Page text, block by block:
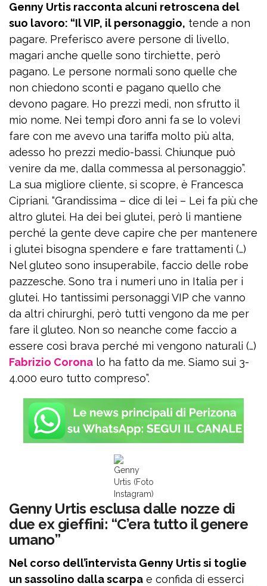
Genny Urtis racconta alcuni retroscena del
suo lavoro: “Il VIP, il personaggio, tende a non
pagare. Preferisco avere persone di livello,
magari anche quelle sono tirchiette, però
pagano. Le persone normali sono quelle che
non chiedono sconti e pagano quello che
devono pagare. Ho prezzi medi, non sfrutto il
mio nome. Nei tempi d’oro anni fa se lo volevi
fare con me avevo una tariffa molto più alta,
adesso ho prezzi medio-bassi. Chiunque può
venire da me, dalla commessa al personaggio”.
La sua migliore cliente, si scopre, è Francesca
Cipriani. “Grandissima – dice di lei – Lei fa più che
altro glutei. Ha dei bei glutei, però li mantiene
perché la gente deve capire che per mantenere
i glutei bisogna spendere e fare trattamenti (…)
Nel gluteo sono insuperabile, faccio delle robe
pazzesche. Sono tra i numeri uno in Italia per i
glutei. Ho tantissimi personaggi VIP che vanno
da altri chirurghi, però tutti vengono da me per
fare il gluteo. Non so neanche come faccio a
essere così brava perché mi vengono naturali (…)
Fabrizio Corona lo ha fatto da me. Siamo sui 3-
4.000 euro tutto compreso”.
Genny
Urtis (Foto
Instagram)
Genny Urtis esclusa dalle nozze di
due ex gieffini: “C’era tutto il genere
umano”
Nel corso dell’intervista Genny Urtis si toglie
un sassolino dalla scarpa e confida di esserci